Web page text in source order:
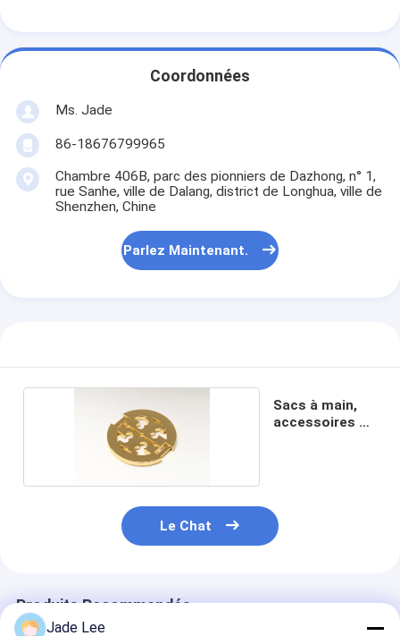
Les affaires
handlesets de porte d'entrée
Serrure de porte intelligente
Serrure d'armoire intelligente
Fermetures de porte coulissantes métalliques
Robinet d'eau intelligent
Panneaux de douche de salle de bain
Coordonnées
Ms. Jade
86-18676799965
Chambre 406B, parc des pionniers de Dazhong, n° 1,
rue Sanhe, ville de Dalang, district de Longhua, ville de
Shenzhen, Chine
Parlez Maintenant.
Sacs à main,
accessoires de
Le Chat
Produits Recommandés
Jade Lee